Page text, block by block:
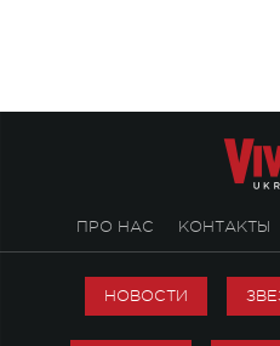
ПРО НАС КОНТАКТЫ
НОВОСТИ